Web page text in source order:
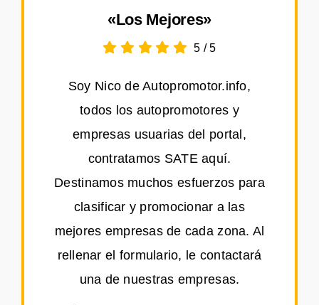
«Los Mejores»
5 /5
Soy Nico de Autopromotor.info,
todos los autopromotores y
empresas usuarias del portal,
contratamos SATE aquí.
Destinamos muchos esfuerzos para
clasificar y promocionar a las
mejores empresas de cada zona. Al
rellenar el formulario, le contactará
una de nuestras empresas.